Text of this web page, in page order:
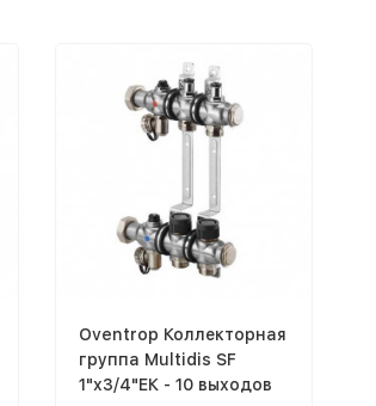
Oventrop Коллекторная
группа Multidis SF
1"x3/4"ЕК - 10 выходов